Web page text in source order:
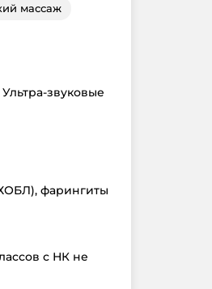
массаж
звуковые
фарингиты
с НК не